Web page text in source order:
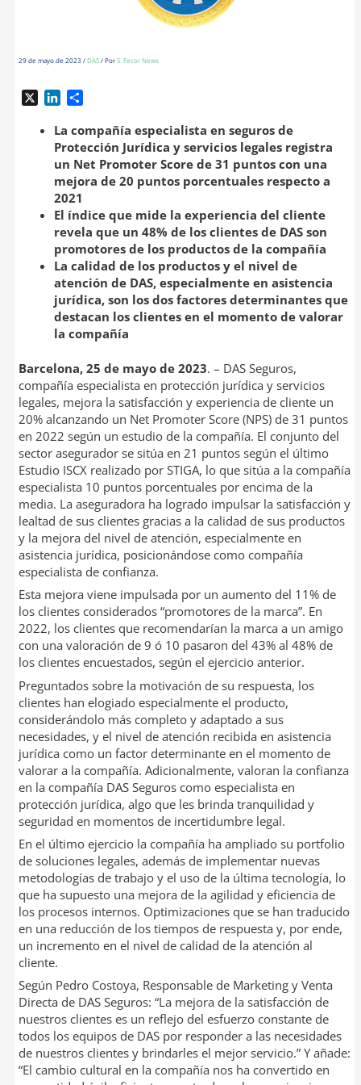
29 de mayo de 2023 /DAS/ PorS. Fecor News
n
k
e
d
I
n
m
p
a
r
i
r
La compañía especialista en seguros de
Protección Jurídica y servicios legales registra
un Net Promoter Score de 31 puntos con una
mejora de 20 puntos porcentuales respecto a
2021
El índice que mide la experiencia del cliente
revela que un 48% de los clientes de DAS son
promotores de los productos de la compañía
La calidad de los productos y el nivel de
atención de DAS, especialmente en asistencia
jurídica, son los dos factores determinantes que
destacan los clientes en el momento de valorar
la compañía
Barcelona, 25 de mayo de 2023. – DAS Seguros,
compañía especialista en protección jurídica y servicios
legales, mejora la satisfacción y experiencia de cliente un
20% alcanzando un Net Promoter Score (NPS) de 31 puntos
en 2022 según un estudio de la compañía. El conjunto del
sector asegurador se sitúa en 21 puntos según el último
Estudio ISCX realizado por STIGA, lo que sitúa a la compañía
especialista 10 puntos porcentuales por encima de la
media. La aseguradora ha logrado impulsar la satisfacción y
lealtad de sus clientes gracias a la calidad de sus productos
y la mejora del nivel de atención, especialmente en
asistencia jurídica, posicionándose como compañía
especialista de confianza.
Esta mejora viene impulsada por un aumento del 11% de
los clientes considerados “promotores de la marca”. En
2022, los clientes que recomendarían la marca a un amigo
con una valoración de 9 ó 10 pasaron del 43% al 48% de
los clientes encuestados, según el ejercicio anterior.
Preguntados sobre la motivación de su respuesta, los
clientes han elogiado especialmente el producto,
considerándolo más completo y adaptado a sus
necesidades, y el nivel de atención recibida en asistencia
jurídica como un factor determinante en el momento de
valorar a la compañía. Adicionalmente, valoran la confianza
en la compañía DAS Seguros como especialista en
protección jurídica, algo que les brinda tranquilidad y
seguridad en momentos de incertidumbre legal.
En el último ejercicio la compañía ha ampliado su portfolio
de soluciones legales, además de implementar nuevas
metodologías de trabajo y el uso de la última tecnología, lo
que ha supuesto una mejora de la agilidad y eficiencia de
los procesos internos. Optimizaciones que se han traducido
en una reducción de los tiempos de respuesta y, por ende,
un incremento en el nivel de calidad de la atención al
cliente.
Según Pedro Costoya, Responsable de Marketing y Venta
Directa de DAS Seguros: “La mejora de la satisfacción de
nuestros clientes es un reflejo del esfuerzo constante de
todos los equipos de DAS por responder a las necesidades
de nuestros clientes y brindarles el mejor servicio.” Y añade:
“El cambio cultural en la compañía nos ha convertido en